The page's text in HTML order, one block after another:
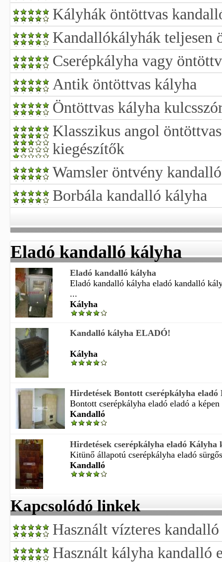
Kályhák öntöttvas
Kandallókályhák teljesen
Cserépkályha vagy
Antik öntöttvas kályha
Öntöttvas kályha
Klasszikus angol
kiegészítők
Wamsler öntvény
Borbála kandalló kályha
Eladó kandalló kályha
Eladó kandalló kályha
Eladó kandalló kályha eladó kandalló
...
Kályha
Kandalló kályha ELADÓ!
Kályha
Hirdetések Bontott cserépkályha
Bontott cserépkályha eladó eladó a
Kandalló
Hirdetések cserépkályha eladó Kályha
Kitünő állapotú cserépkályha eladó
Kandalló
Kapcsolódó linkek
Használt vízteres
Használt kályha kandalló